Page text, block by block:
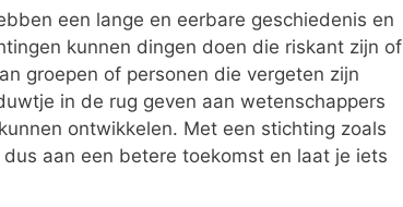
een lange en eerbare geschiedenis en
kunnen dingen doen die riskant zijn of
groepen of personen die vergeten zijn
in de rug geven aan wetenschappers
ontwikkelen. Met een stichting zoals
aan een betere toekomst en laat je iets